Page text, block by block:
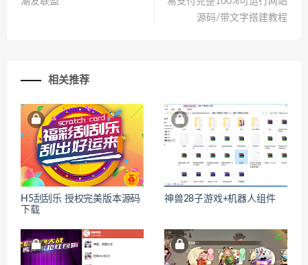
源码/带文字搭建教程
相关推荐
H5刮刮乐 授权完美版本源码
下载
神兽28子游戏+机器人组件